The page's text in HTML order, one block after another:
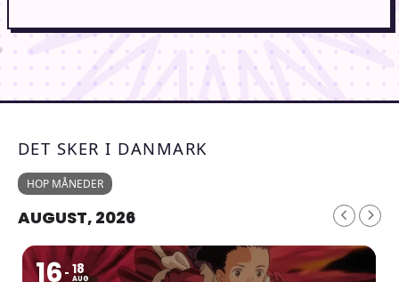
DET SKER I DANMARK
HOP MÅNEDER
AUGUST, 2026
16 18
AUG